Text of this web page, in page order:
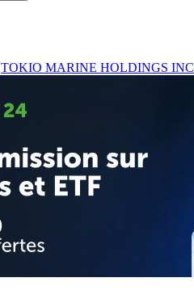
TOKIO MARINE HOLDINGS INC